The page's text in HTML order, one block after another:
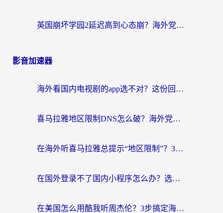
英国崩坏学园2延迟高到心态崩？海外党国服游戏加速终极指南
影音加速器
海外看国内电视剧的app选不对？这份回国加速器避坑指南帮你流畅追剧
喜马拉雅地区限制DNS怎么破？海外党听国内音乐听书的终极解决方案
在海外听喜马拉雅总提示“地区限制”？3步轻松解除+听国内音乐全攻略
在国外登录不了国内小程序怎么办？选对回国加速器，轻松解锁国内资源
在美国怎么用酷我听周杰伦？3步搞定海外听歌难题